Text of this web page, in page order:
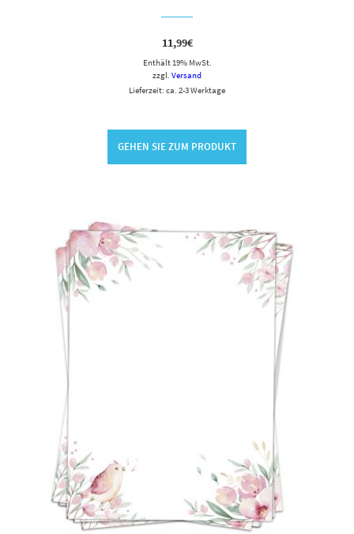
11,99€
Enthält 19% MwSt.
zzgl. Versand
Lieferzeit: ca. 2-3 Werktage
GEHEN SIE ZUM PRODUKT